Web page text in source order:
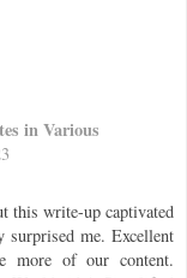
in Various
this write-up captivated
me. Excellent
more of our content.